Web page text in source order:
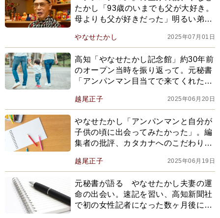
たかし「93歳のいまでも父が大好き。
母よりも父が好きだった」明るい弟と
期【2025年上半期ベスト】
やなせたかし 2025年07月01日
高知「やなせたかし記念館」約30年前
のオープン当時を振り返って。元秘書
「アンパンマン目当てで来てくれた人
越尾正子 2025年06月20日
やなせたかし「アンパンマンと自分が
子供の頃に出会ってみたかった」。編
集者の批評、カタカナへのこだわり…
越尾正子 2025年06月19日
元秘書が語る やなせたかし夫妻の運
命の出会い。速記を習い、高知新聞社
で初の女性記者になった数ヶ月後に入